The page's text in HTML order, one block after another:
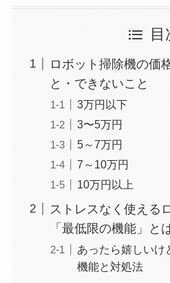
目
ロボット掃除機の価
と・できないこと
3万円以下
3〜5万円
5～7万円
7～10万円
10万円以上
ストレスなく使える
「最低限の機能」と
あったら嬉しいけ
機能と対処法